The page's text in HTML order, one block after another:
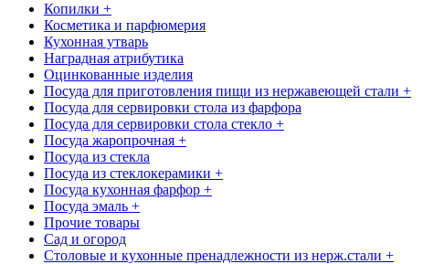
Копилки +
Косметика и парфюмерия
Кухонная утварь
Наградная атрибутика
Оцинкованные изделия
Посуда для приготовления пищи из нержавеющей стали +
Посуда для сервировки стола из фарфора
Посуда для сервировки стола стекло +
Посуда жаропрочная +
Посуда из стекла
Посуда из стеклокерамики +
Посуда кухонная фарфор +
Посуда эмаль +
Прочие товары
Сад и огород
Столовые и кухонные пренадлежности из нерж.стали +